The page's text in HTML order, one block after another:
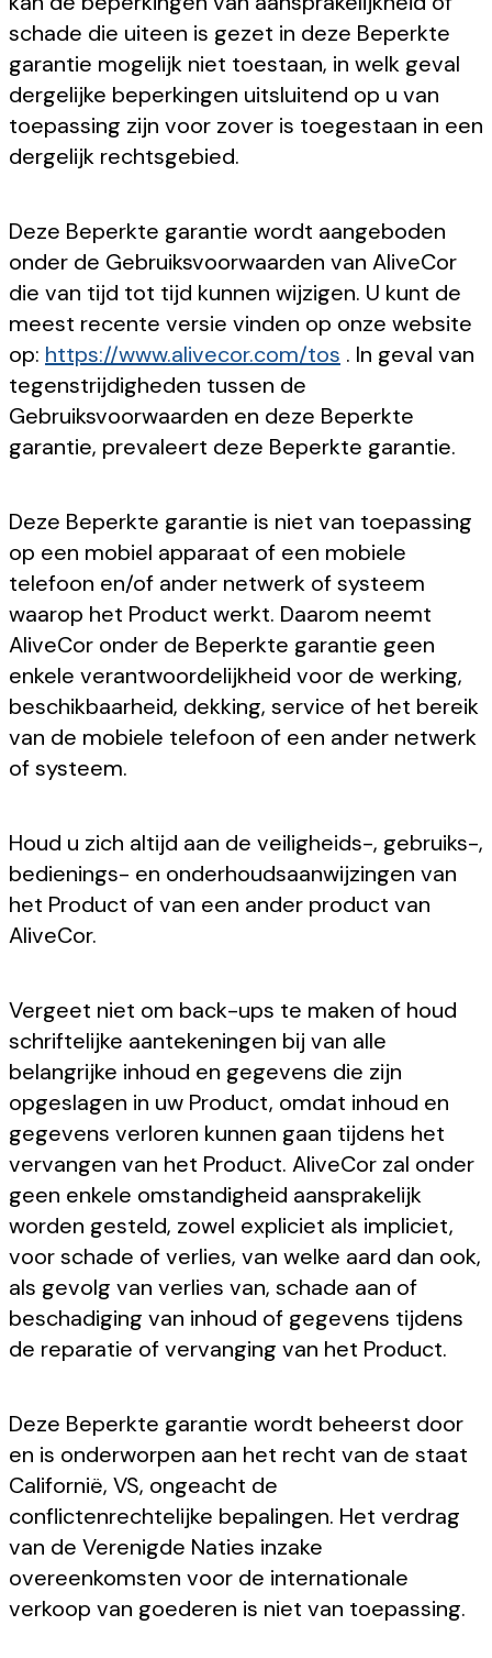
schade die uiteen is gezet in deze Beperkte
garantie mogelijk niet toestaan, in welk geval
dergelijke beperkingen uitsluitend op u van
toepassing zijn voor zover is toegestaan in een
dergelijk rechtsgebied.
Deze Beperkte garantie wordt aangeboden
onder de Gebruiksvoorwaarden van AliveCor
die van tijd tot tijd kunnen wijzigen. U kunt de
meest recente versie vinden op onze website
op: https://www.alivecor.com/tos . In geval van
tegenstrijdigheden tussen de
Gebruiksvoorwaarden en deze Beperkte
garantie, prevaleert deze Beperkte garantie.
Deze Beperkte garantie is niet van toepassing
op een mobiel apparaat of een mobiele
telefoon en/of ander netwerk of systeem
waarop het Product werkt. Daarom neemt
AliveCor onder de Beperkte garantie geen
enkele verantwoordelijkheid voor de werking,
beschikbaarheid, dekking, service of het bereik
van de mobiele telefoon of een ander netwerk
of systeem.
Houd u zich altijd aan de veiligheids-, gebruiks-,
bedienings- en onderhoudsaanwijzingen van
het Product of van een ander product van
AliveCor.
Vergeet niet om back-ups te maken of houd
schriftelijke aantekeningen bij van alle
belangrijke inhoud en gegevens die zijn
opgeslagen in uw Product, omdat inhoud en
gegevens verloren kunnen gaan tijdens het
vervangen van het Product. AliveCor zal onder
geen enkele omstandigheid aansprakelijk
worden gesteld, zowel expliciet als impliciet,
voor schade of verlies, van welke aard dan ook,
als gevolg van verlies van, schade aan of
beschadiging van inhoud of gegevens tijdens
de reparatie of vervanging van het Product.
Deze Beperkte garantie wordt beheerst door
en is onderworpen aan het recht van de staat
Californië, VS, ongeacht de
conflictenrechtelijke bepalingen. Het verdrag
van de Verenigde Naties inzake
overeenkomsten voor de internationale
verkoop van goederen is niet van toepassing.